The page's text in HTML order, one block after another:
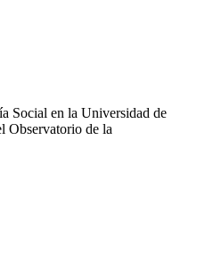
Social en la Universidad de
Observatorio de la